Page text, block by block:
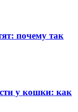
почему так
у кошки: как